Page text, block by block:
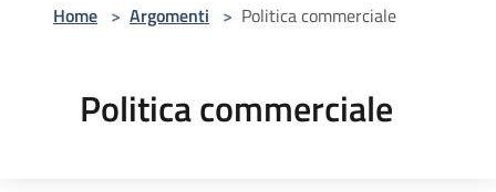
Home > Argomenti > Politica commerciale
Politica commerciale